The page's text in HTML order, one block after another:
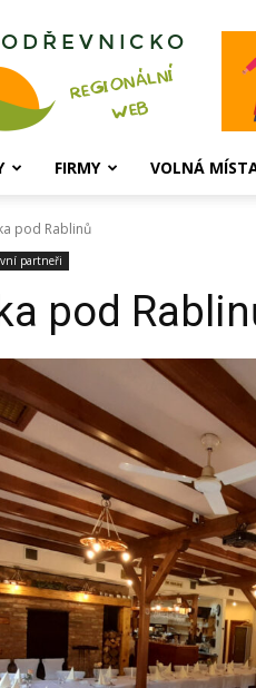
Horní
FIRMY VOLNÁ
pod Rablinů
partneři
pod